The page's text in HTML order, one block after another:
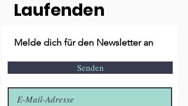
Laufenden
Melde dich für den Newsletter an
Senden